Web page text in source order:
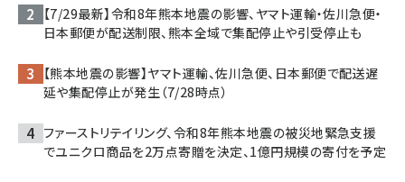
【7/29最新】令和8年熊本地震の影響、ヤマト運輸・佐川急便・
日本郵便が配送制限、熊本全域で集配停止や引受停止も
【熊本地震の影響】ヤマト運輸、佐川急便、日本郵便で配送遅
延や集配停止が発生（7/28時点）
ファーストリテイリング、令和8年熊本地震の被災地緊急支援
でユニクロ商品を2万点寄贈を決定、1億円規模の寄付を予定